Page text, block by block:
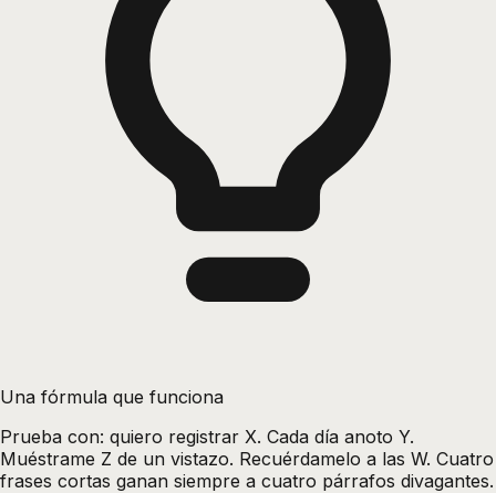
Una fórmula que funciona
Prueba con: quiero registrar X. Cada día anoto Y.
Muéstrame Z de un vistazo. Recuérdamelo a las W. Cuatro
frases cortas ganan siempre a cuatro párrafos divagantes.